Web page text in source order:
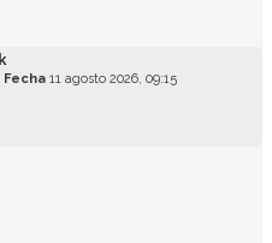
Fecha 11 agosto 2026, 09:15